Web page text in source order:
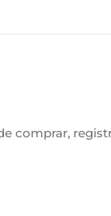
comprar,